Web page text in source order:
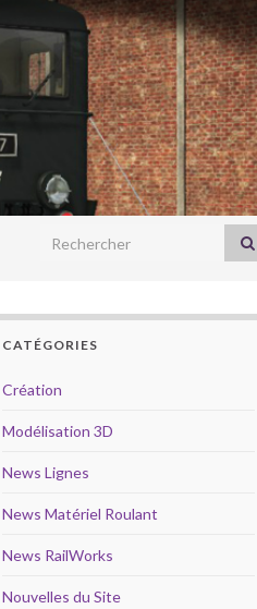
Search for:
CATÉGORIES
Création
Modélisation 3D
News Lignes
News Matériel Roulant
News RailWorks
Nouvelles du Site